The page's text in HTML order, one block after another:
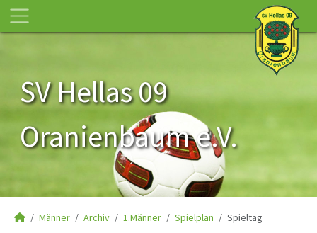
SV Hellas 09
Oranienbaum e.V.
Männer Archiv 1.Männer Spielplan Spieltag